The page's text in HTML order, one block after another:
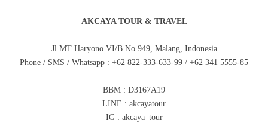
AKCAYA TOUR & TRAVEL
Jl MT Haryono VI/B No 949, Malang, Indonesia
Phone / SMS / Whatsapp : +62 822-333-633-99 / +62 341 5555-85
BBM : D3167A19
LINE : akcayatour
IG : akcaya_tour